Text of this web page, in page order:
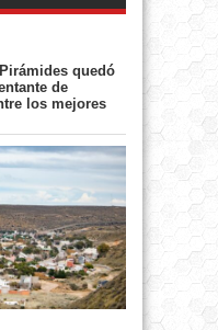
quedó
de
los mejores